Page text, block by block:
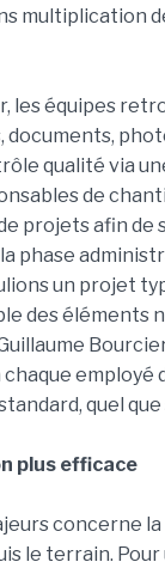
multiplication
les équipes
documents,
qualité via
de
projets afin de
phase
un projet
des éléments
employé
quel
plus efficace
concerne
le terrain.